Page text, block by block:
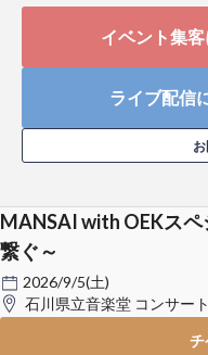
イベント集
ライブ配信
MANSAI with OEKス
繋ぐ～
2026/9/5(土)
石川県立音楽堂 コンサー
チ